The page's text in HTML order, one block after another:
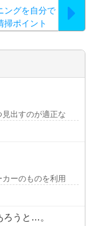
ングを自分で
掃ポイント
出すのが適正な方法
ーのものを利用する
ろうと…。